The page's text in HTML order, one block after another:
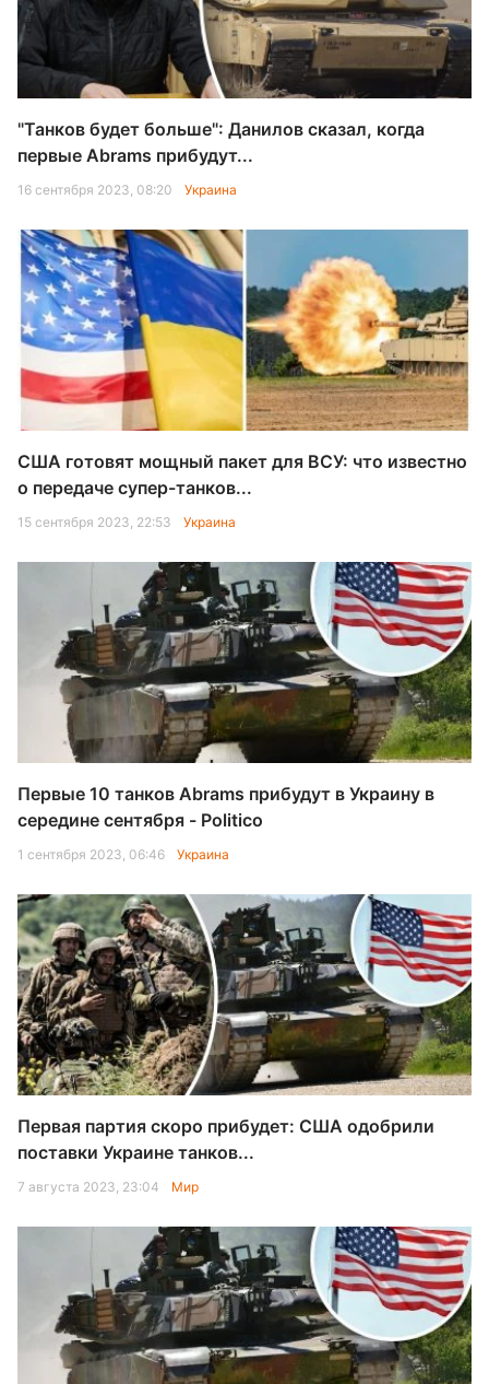
"Танков будет больше": Данилов сказал, когда
первые Abrams прибудут...
16 сентября 2023, 08:20 Украина
США готовят мощный пакет для ВСУ: что известно
о передаче супер-танков...
15 сентября 2023, 22:53 Украина
Первые 10 танков Abrams прибудут в Украину в
середине сентября - Politico
1 сентября 2023, 06:46 Украина
Первая партия скоро прибудет: США одобрили
поставки Украине танков...
7 августа 2023, 23:04 Мир